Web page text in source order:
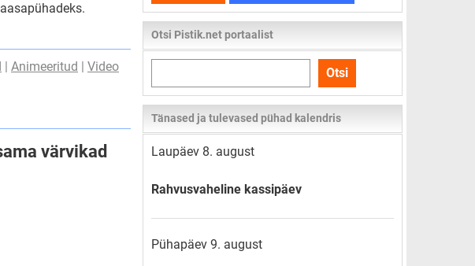
| Animeeritud | Video
värvikad
Otsi Pistik.net portaalist
kogu
lehelt
Otsi
Tänased ja tulevased pühad kalendris
Laupäev 8. august
Rahvusvaheline kassipäev
Pühapäev 9. august